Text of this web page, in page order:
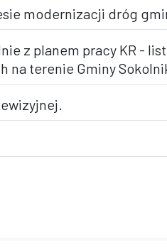
modernizacji dróg
z planem pracy KR -
terenie Gminy